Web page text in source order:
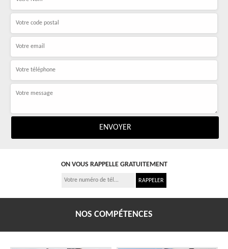
ON VOUS RAPPELLE GRATUITEMENT
NOS COMPÉTENCES